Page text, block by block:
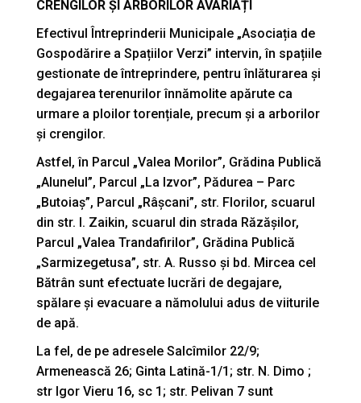
CRENGILOR ȘI ARBORILOR AVARIAȚI
Efectivul Întreprinderii Municipale „Asociația de
Gospodărire a Spațiilor Verzi” intervin, în spațiile
gestionate de întreprindere, pentru înlăturarea și
degajarea terenurilor înnămolite apărute ca
urmare a ploilor torențiale, precum și a arborilor
și crengilor.
Astfel, în Parcul „Valea Morilor”, Grădina Publică
„Alunelul”, Parcul „La Izvor”, Pădurea – Parc
„Butoiaș”, Parcul „Râșcani”, str. Florilor, scuarul
din str. I. Zaikin, scuarul din strada Răzășilor,
Parcul „Valea Trandafirilor”, Grădina Publică
„Sarmizegetusa”, str. A. Russo și bd. Mircea cel
Bătrân sunt efectuate lucrări de degajare,
spălare și evacuare a nămolului adus de viiturile
de apă.
La fel, de pe adresele Salcîmilor 22/9;
Armenească 26; Ginta Latină-1/1; str. N. Dimo ;
str Igor Vieru 16, sc 1; str. Pelivan 7 sunt